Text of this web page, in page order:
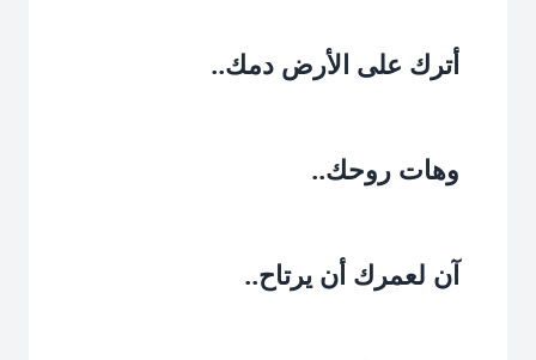
أترك على الأرض دمك..‏
وهات روحك..‏
آن لعمرك أن يرتاح..‏